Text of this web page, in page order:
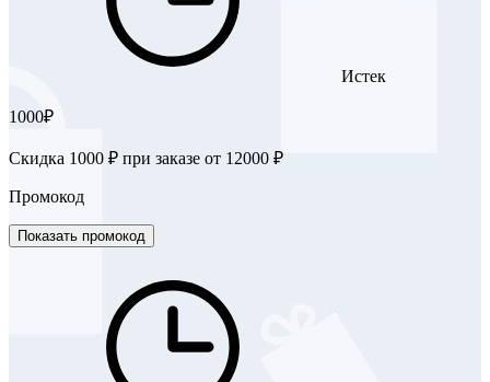
Истек
1000₽
Скидка 1000 ₽ при заказе от 12000 ₽
Промокод
Показать промокод